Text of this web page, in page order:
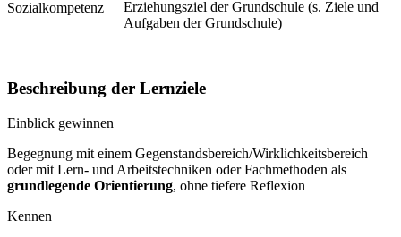
Sozialkompetenz
Erziehungsziel der Grundschule (s. Ziele und
Aufgaben der Grundschule)
Beschreibung der Lernziele
Einblick gewinnen
Begegnung mit einem Gegenstandsbereich/Wirklichkeitsbereich
oder mit Lern- und Arbeitstechniken oder Fachmethoden als
grundlegende Orientierung, ohne tiefere Reflexion
Kennen